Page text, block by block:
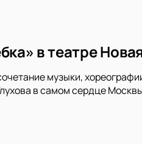
в театре
музыки,
в самом сердце